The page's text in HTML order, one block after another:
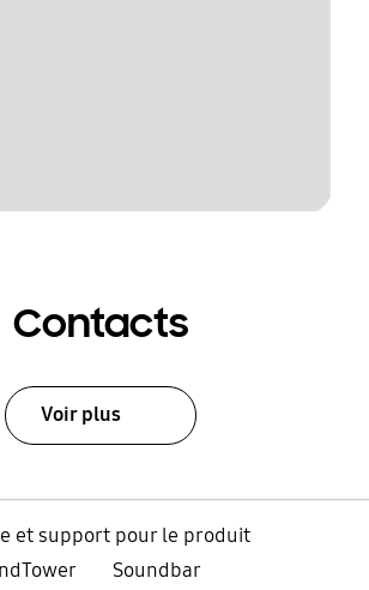
Contacts
Voir plus
et support pour le produit
Soundbar